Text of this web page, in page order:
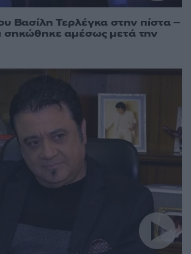
Βασίλη Τερλέγκα στην πίστα –
σηκώθηκε αμέσως μετά την